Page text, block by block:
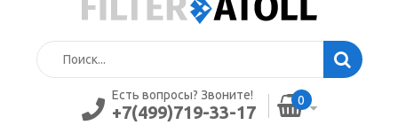
Есть вопросы? Звоните!
+7(499)719-33-17
0